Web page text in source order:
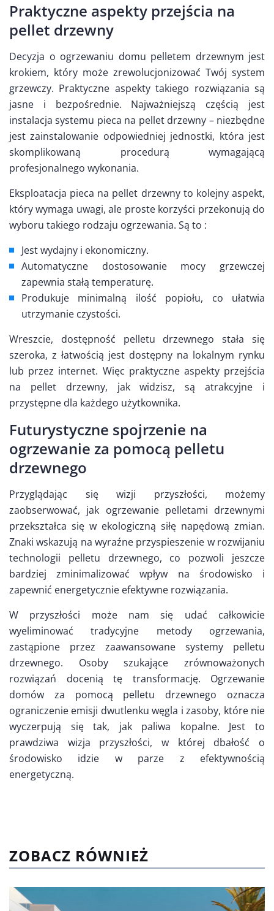
Praktyczne aspekty przejścia na
pellet drzewny
Decyzja o ogrzewaniu domu pelletem drzewnym jest
krokiem, który może zrewolucjonizować Twój system
grzewczy. Praktyczne aspekty takiego rozwiązania są
jasne i bezpośrednie. Najważniejszą częścią jest
instalacja systemu pieca na pellet drzewny – niezbędne
jest zainstalowanie odpowiedniej jednostki, która jest
skomplikowaną procedurą wymagającą
profesjonalnego wykonania.
Eksploatacja pieca na pellet drzewny to kolejny aspekt,
który wymaga uwagi, ale proste korzyści przekonują do
wyboru takiego rodzaju ogrzewania. Są to :
Jest wydajny i ekonomiczny.
Automatyczne dostosowanie mocy grzewczej
zapewnia stałą temperaturę.
Produkuje minimalną ilość popiołu, co ułatwia
utrzymanie czystości.
Wreszcie, dostępność pelletu drzewnego stała się
szeroka, z łatwością jest dostępny na lokalnym rynku
lub przez internet. Więc praktyczne aspekty przejścia
na pellet drzewny, jak widzisz, są atrakcyjne i
przystępne dla każdego użytkownika.
Futurystyczne spojrzenie na
ogrzewanie za pomocą pelletu
drzewnego
Przyglądając się wizji przyszłości, możemy
zaobserwować, jak ogrzewanie pelletami drzewnymi
przekształca się w ekologiczną siłę napędową zmian.
Znaki wskazują na wyraźne przyspieszenie w rozwijaniu
technologii pelletu drzewnego, co pozwoli jeszcze
bardziej zminimalizować wpływ na środowisko i
zapewnić energetycznie efektywne rozwiązania.
W przyszłości może nam się udać całkowicie
wyeliminować tradycyjne metody ogrzewania,
zastąpione przez zaawansowane systemy pelletu
drzewnego. Osoby szukające zrównoważonych
rozwiązań docenią tę transformację. Ogrzewanie
domów za pomocą pelletu drzewnego oznacza
ograniczenie emisji dwutlenku węgla i zasoby, które nie
wyczerpują się tak, jak paliwa kopalne. Jest to
prawdziwa wizja przyszłości, w której dbałość o
środowisko idzie w parze z efektywnością
energetyczną.
ZOBACZ RÓWNIEŻ